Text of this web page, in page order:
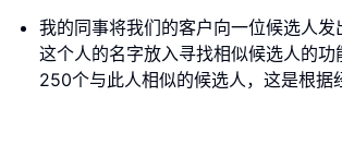
我的同事将我们的客户向一位候选人
这个人的名字放入寻找相似候选人的功
250个与此人相似的候选人，这是根据